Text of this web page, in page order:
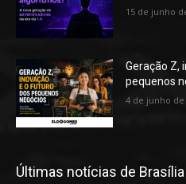
15 de junho
Geração Z,
pequenos
4 de junho de
Últimas notícias de Brasília